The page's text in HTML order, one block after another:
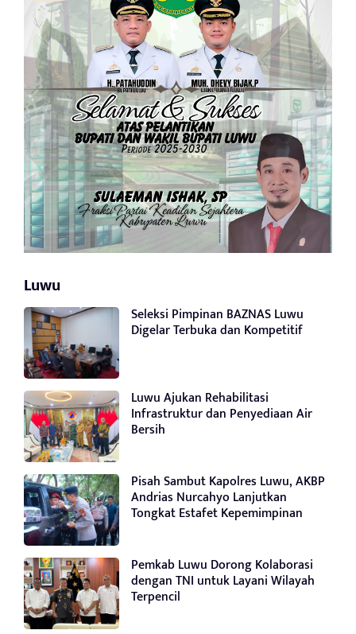
Luwu
Seleksi Pimpinan BAZNAS Luwu
Digelar Terbuka dan Kompetitif
Luwu Ajukan Rehabilitasi
Infrastruktur dan Penyediaan Air
Bersih
Pisah Sambut Kapolres Luwu, AKBP
Andrias Nurcahyo Lanjutkan
Tongkat Estafet Kepemimpinan
Pemkab Luwu Dorong Kolaborasi
dengan TNI untuk Layani Wilayah
Terpencil